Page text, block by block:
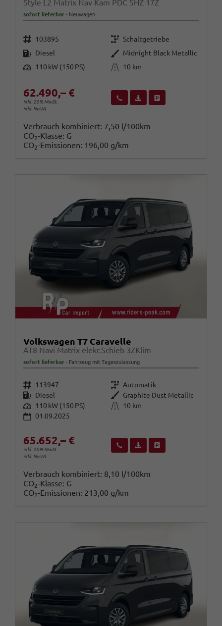
Style L2 Matrix Nav Kam PDC SHZ 17Z
sofort lieferbar Neuwagen
Fahrzeugnr. 103895 Getriebe Schaltgetriebe
Kraftstoff Diesel Außenfarbe Midnight Black Metallic
Leistung 110 kW (150 PS) Kilometerstand 10 km
62.490,– €
inkl. 20% MwSt.
inkl. NoVA
Wir rufen Sie anFahrzeugexposé (PDF)
Verbrauch kombiniert: 7,50 l/100km
CO2-Klasse: G
CO2-Emissionen: 196,00 g/km
Volkswagen T7 Caravelle
AT8 Navi Matrix elekr.Schieb 3ZKlim
sofort lieferbar Fahrzeug mit Tageszulassung
Fahrzeugnr. 113947 Getriebe Automatik
Kraftstoff Diesel Außenfarbe
Graphite Dust Metallic
Leistung 110 kW (150 PS) Kilometerstand
10 km
01.09.2025
65.652,– €
inkl. 20% MwSt.
inkl. NoVA
Wir rufen Sie anFahrzeugexposé (PDF)
Verbrauch kombiniert: 8,10 l/100km
CO2-Klasse: G
CO2-Emissionen: 213,00 g/km